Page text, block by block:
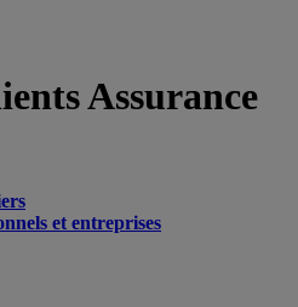
Assurance
et entreprises